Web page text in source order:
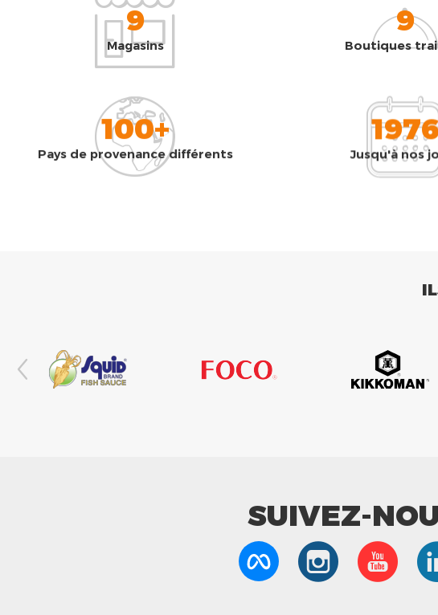
9
Magasins
9
Boutiques
100+
Pays de provenance différents
1976
Jusqu'à nos
SUIVEZ-